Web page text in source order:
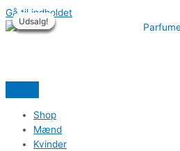
Gå til indholdet
Shop
Mænd
Kvinder
Udsalg!
Udsalg!
Udsalg!
Udsalg!
Udsalg!
Udsalg!